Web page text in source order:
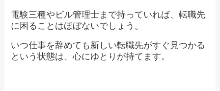
電験三種やビル管理士まで持っていれば、転職先
に困ることはほぼないでしょう。
いつ仕事を辞めても新しい転職先がすぐ見つかる
という状態は、心にゆとりが持てます。